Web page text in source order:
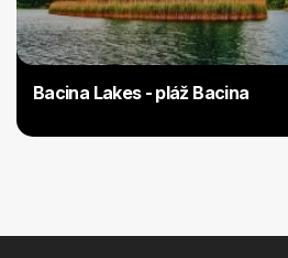
Bacina Lakes - pláž Bacina